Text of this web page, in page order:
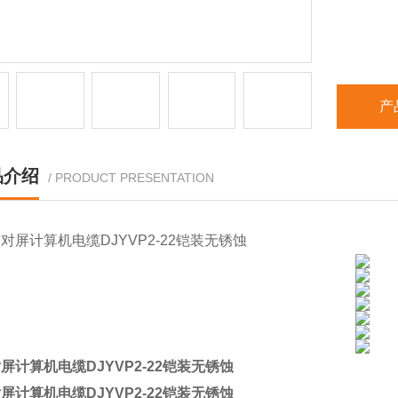
产
绍 / PRODUCT PRESENTATION
计算机电缆DJYVP2-22铠装无锈蚀
计算机电缆DJYVP2-22铠装无锈蚀